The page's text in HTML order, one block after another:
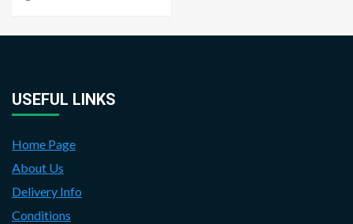
USEFUL LINKS
Home Page
About Us
Delivery Info
Conditions